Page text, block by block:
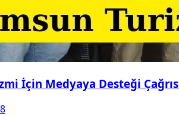
İçin Medyaya Desteği